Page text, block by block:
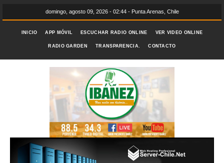
domingo, agosto 09, 2026 - 02:44 - Punta Arenas, Chile
INICIO APP MÓVIL ESCUCHAR RADIO ONLINE VER VIDEO ONLINE
RADIO GARDEN TRANSPARENCIA. CONTACTO